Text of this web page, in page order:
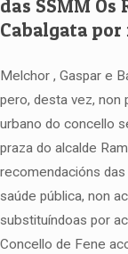
das SSMM Os
Cabalgata
Melchor , Gaspar e
pero, desta vez, non
urbano do concello
praza do alcalde
recomendacións
saúde pública, non
substituíndoas por
Concello de Fene